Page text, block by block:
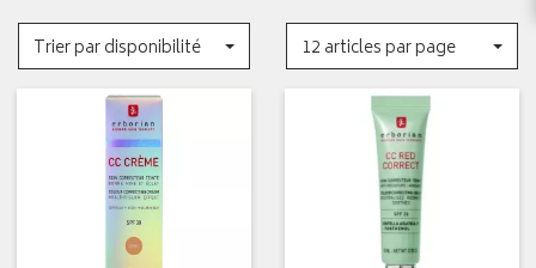
Trier par disponibilité 12 articles par page